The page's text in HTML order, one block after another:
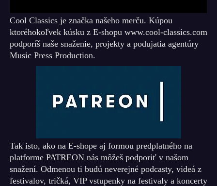
Cool Classics je značka našeho merču. Kúpou
ktoréhokoľvek kúsku z E-shopu www.cool-classics.com
podporíš naše snaženie, projekty a podujatia agentúry
Music Press Production.
Tak isto, ako na E-shope aj formou predplatného na
platforme PATREON nás môžeš podporiť v našom
snažení. Odmenou ti budú neverejné podcasty, videá z
festivalov, tričká, VIP vstupenky na festivaly a koncerty